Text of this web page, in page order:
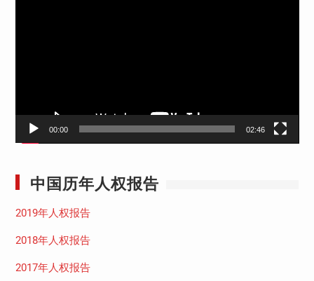
00:00 02:46
中国历年人权报告
2019年人权报告
2018年人权报告
2017年人权报告